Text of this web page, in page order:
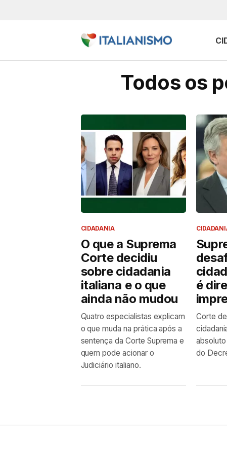
Todos os
CIDADANIA
O que a Suprema
Corte decidiu
sobre cidadania
italiana e o que
ainda não mudou
Quatro especialistas explicam
o que muda na prática após a
sentença da Corte Suprema e
quem pode acionar o
Judiciário italiano.
é
Corte
do